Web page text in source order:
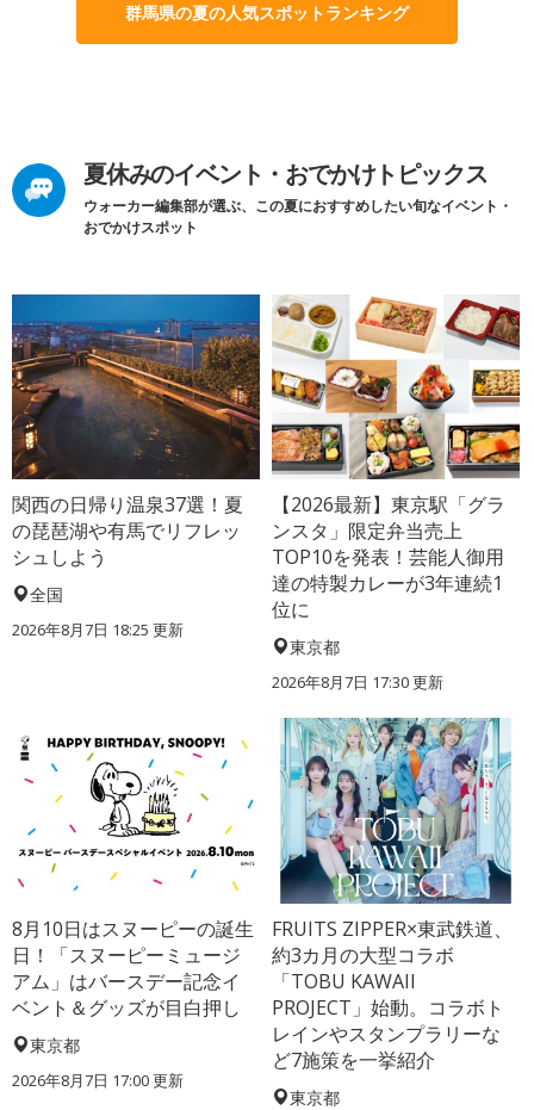
群馬県の夏の人気スポットランキング
夏休みのイベント・おでかけトピックス
ウォーカー編集部が選ぶ、この夏におすすめしたい旬なイベント・
おでかけスポット
関西の日帰り温泉37選！夏
の琵琶湖や有馬でリフレッ
シュしよう
全国
2026年8月7日 18:25 更新
【2026最新】東京駅「グラ
ンスタ」限定弁当売上
TOP10を発表！芸能人御用
達の特製カレーが3年連続1
位に
東京都
2026年8月7日 17:30更新
8月10日はスヌーピーの誕生
日！「スヌーピーミュージ
アム」はバースデー記念イ
ベント＆グッズが目白押し
東京都
2026年8月7日 17:00更新
FRUITS ZIPPER×東武鉄道、
約3カ月の大型コラボ
「TOBU KAWAII
PROJECT」始動。コラボト
レインやスタンプラリーな
ど7施策を一挙紹介
東京都